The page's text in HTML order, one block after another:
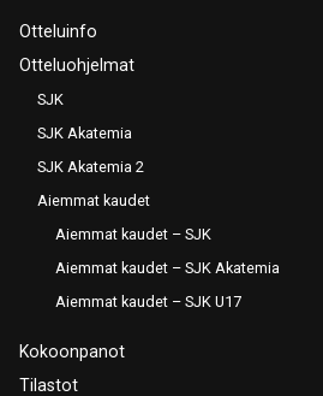
Otteluinfo
Otteluohjelmat
SJK
SJK Akatemia
SJK Akatemia 2
Aiemmat kaudet
Aiemmat kaudet – SJK
Aiemmat kaudet – SJK Akatemia
Aiemmat kaudet – SJK U17
Kokoonpanot
Tilastot